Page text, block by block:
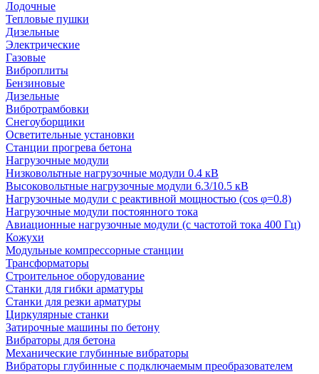
Лодочные
Тепловые пушки
Дизельные
Электрические
Газовые
Виброплиты
Бензиновые
Дизельные
Вибротрамбовки
Снегоуборщики
Осветительные установки
Станции прогрева бетона
Нагрузочные модули
Низковольтные нагрузочные модули 0.4 кВ
Высоковольтные нагрузочные модули 6.3/10.5 кВ
Нагрузочные модули с реактивной мощностью (cos φ=0.8)
Нагрузочные модули постоянного тока
Авиационные нагрузочные модули (с частотой тока 400 Гц)
Кожухи
Модульные компрессорные станции
Трансформаторы
Строительное оборудование
Станки для гибки арматуры
Станки для резки арматуры
Циркулярные станки
Затирочные машины по бетону
Вибраторы для бетона
Механические глубинные вибраторы
Вибраторы глубинные с подключаемым преобразователем